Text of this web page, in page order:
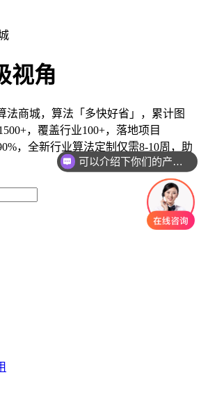
视角
法商城，算法「多快好省」，累计图
，覆盖行业100+，落地项目
，全新行业算法定制仅需8-10周，助
可以介绍下你们的产品么
你们是怎么收费的呢